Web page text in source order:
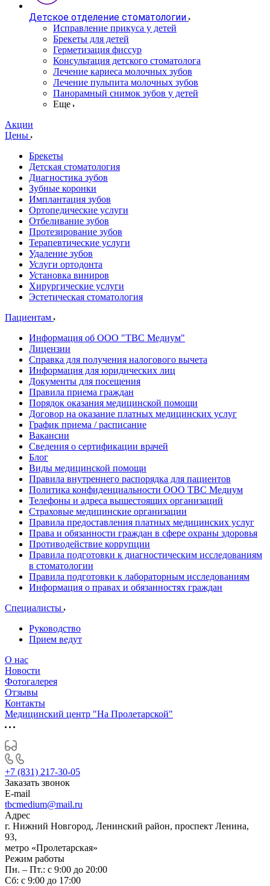
Детское отделение стоматологии
Исправление прикуса у детей
Брекеты для детей
Герметизация фиссур
Консультация детского стоматолога
Лечение кариеса молочных зубов
Лечение пульпита молочных зубов
Панорамный снимок зубов у детей
Еще
Акции
Цены
Брекеты
Детская стоматология
Диагностика зубов
Зубные коронки
Имплантация зубов
Ортопедические услуги
Отбеливание зубов
Протезирование зубов
Терапевтические услуги
Удаление зубов
Услуги ортодонта
Установка виниров
Хирургические услуги
Эстетическая стоматология
Пациентам
Информация об ООО "ТВС Медиум"
Лицензии
Справка для получения налогового вычета
Информация для юридических лиц
Документы для посещения
Правила приема граждан
Порядок оказания медицинской помощи
Договор на оказание платных медицинских услуг
График приема / расписание
Вакансии
Сведения о сертификации врачей
Блог
Виды медицинской помощи
Правила внутреннего распорядка для пациентов
Политика конфиденциальности ООО ТВС Медиум
Телефоны и адреса вышестоящих организаций
Страховые медицинские организации
Правила предоставления платных медицинских услуг
Права и обязанности граждан в сфере охраны здоровья
Противодействие коррупции
Правила подготовки к диагностическим исследованиям
в стоматологии
Правила подготовки к лабораторным исследованиям
Информация о правах и обязанностях граждан
Специалисты
Руководство
Прием ведут
О нас
Новости
Фотогалерея
Отзывы
Контакты
Медицинский центр "На Пролетарской"
+7 (831) 217-30-05
Заказать звонок
E-mail
tbcmedium@mail.ru
Адрес
г. Нижний Новгород, Ленинский район, проспект Ленина,
93,
метро «Пролетарская»
Режим работы
Пн. – Пт.: с 9:00 до 20:00
Cб: с 9:00 до 17:00